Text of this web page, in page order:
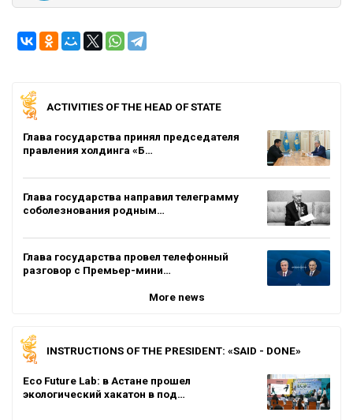
ACTIVITIES OF THE HEAD OF STATE
Глава государства принял председателя
правления холдинга «Б…
Глава государства направил телеграмму
соболезнования родным…
Глава государства провел телефонный
разговор с Премьер-мини…
More news
INSTRUCTIONS OF THE PRESIDENT: «SAID - DONE»
Eco Future Lab: в Астане прошел
экологический хакатон в под…